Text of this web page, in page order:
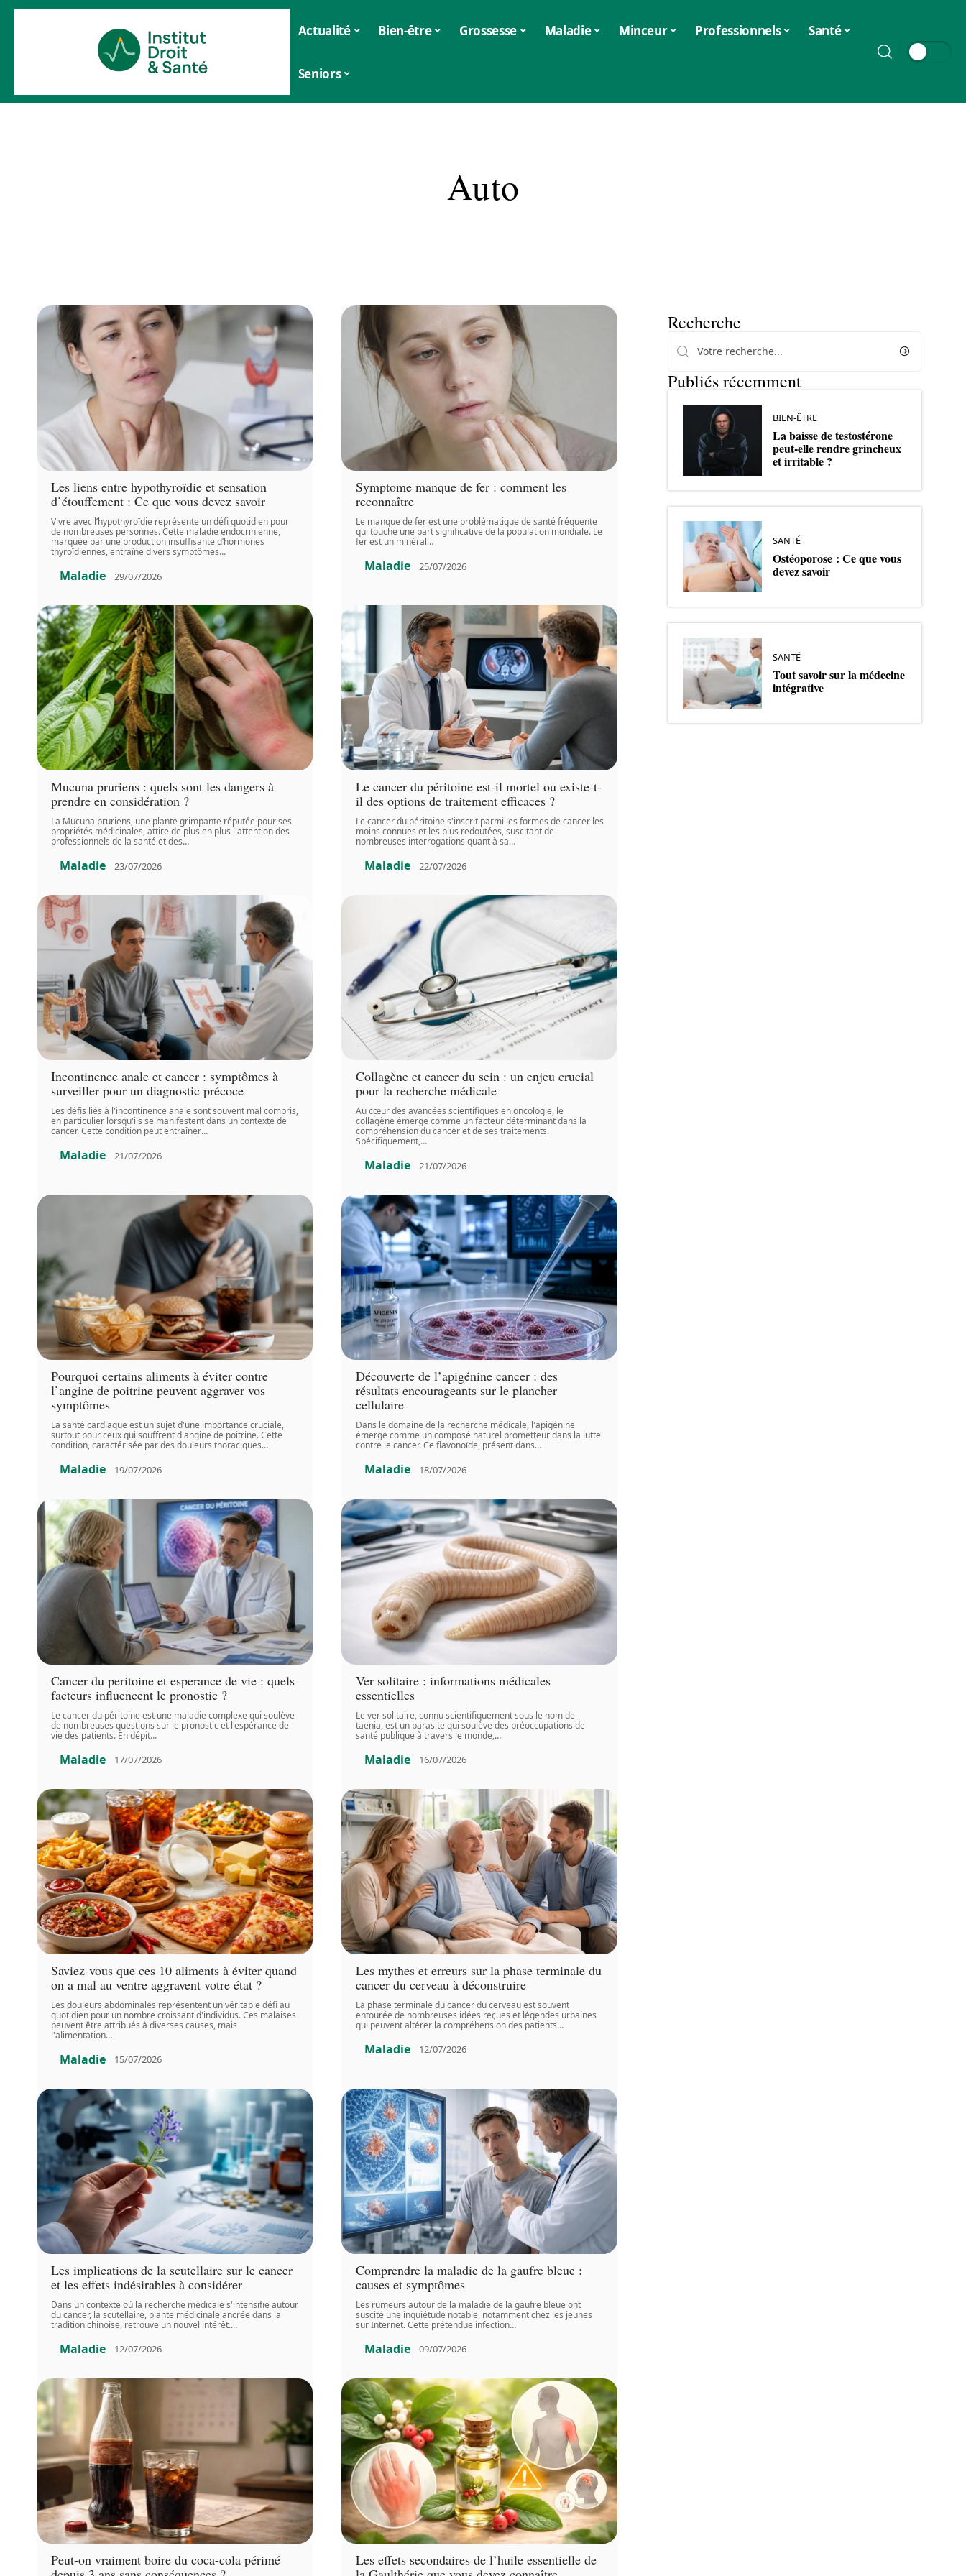
Actualité Bien-être Grossesse Maladie Minceur Professionnels Santé
Seniors
Auto
Les liens entre hypothyroïdie et sensation
d’étouffement : Ce que vous devez savoir
Vivre avec l’hypothyroïdie représente un défi quotidien pour
de nombreuses personnes. Cette maladie endocrinienne,
marquée par une production insuffisante d’hormones
thyroïdiennes, entraîne divers symptômes…
Maladie 29/07/2026
Symptome manque de fer : comment les
reconnaître
Le manque de fer est une problématique de santé fréquente
qui touche une part significative de la population mondiale. Le
fer est un minéral…
Maladie 25/07/2026
Mucuna pruriens : quels sont les dangers à
prendre en considération ?
La Mucuna pruriens, une plante grimpante réputée pour ses
propriétés médicinales, attire de plus en plus l'attention des
professionnels de la santé et des…
Maladie 23/07/2026
Le cancer du péritoine est-il mortel ou existe-t-
il des options de traitement efficaces ?
Le cancer du péritoine s'inscrit parmi les formes de cancer les
moins connues et les plus redoutées, suscitant de
nombreuses interrogations quant à sa…
Maladie 22/07/2026
Incontinence anale et cancer : symptômes à
surveiller pour un diagnostic précoce
Les défis liés à l'incontinence anale sont souvent mal compris,
en particulier lorsqu'ils se manifestent dans un contexte de
cancer. Cette condition peut entraîner…
Maladie 21/07/2026
Collagène et cancer du sein : un enjeu crucial
pour la recherche médicale
Au cœur des avancées scientifiques en oncologie, le
collagène émerge comme un facteur déterminant dans la
compréhension du cancer et de ses traitements.
Spécifiquement,…
Maladie 21/07/2026
Pourquoi certains aliments à éviter contre
l’angine de poitrine peuvent aggraver vos
symptômes
La santé cardiaque est un sujet d'une importance cruciale,
surtout pour ceux qui souffrent d'angine de poitrine. Cette
condition, caractérisée par des douleurs thoraciques…
Maladie 19/07/2026
Découverte de l’apigénine cancer : des
résultats encourageants sur le plancher
cellulaire
Dans le domaine de la recherche médicale, l'apigénine
émerge comme un composé naturel prometteur dans la lutte
contre le cancer. Ce flavonoïde, présent dans…
Maladie 18/07/2026
Cancer du peritoine et esperance de vie : quels
facteurs influencent le pronostic ?
Le cancer du péritoine est une maladie complexe qui soulève
de nombreuses questions sur le pronostic et l'espérance de
vie des patients. En dépit…
Maladie 17/07/2026
Ver solitaire : informations médicales
essentielles
Le ver solitaire, connu scientifiquement sous le nom de
taenia, est un parasite qui soulève des préoccupations de
santé publique à travers le monde,…
Maladie 16/07/2026
Saviez-vous que ces 10 aliments à éviter quand
on a mal au ventre aggravent votre état ?
Les douleurs abdominales représentent un véritable défi au
quotidien pour un nombre croissant d'individus. Ces malaises
peuvent être attribués à diverses causes, mais
l'alimentation…
Maladie 15/07/2026
Les mythes et erreurs sur la phase terminale du
cancer du cerveau à déconstruire
La phase terminale du cancer du cerveau est souvent
entourée de nombreuses idées reçues et légendes urbaines
qui peuvent altérer la compréhension des patients…
Maladie 12/07/2026
Les implications de la scutellaire sur le cancer
et les effets indésirables à considérer
Dans un contexte où la recherche médicale s'intensifie autour
du cancer, la scutellaire, plante médicinale ancrée dans la
tradition chinoise, retrouve un nouvel intérêt.…
Maladie 12/07/2026
Comprendre la maladie de la gaufre bleue :
causes et symptômes
Les rumeurs autour de la maladie de la gaufre bleue ont
suscité une inquiétude notable, notamment chez les jeunes
sur Internet. Cette prétendue infection…
Maladie 09/07/2026
Peut-on vraiment boire du coca-cola périmé
Les effets secondaires de l’huile essentielle de
Recherche
Publiés récemment
BIEN-ÊTRE
La baisse de testostérone
peut-elle rendre grincheux
et irritable ?
SANTÉ
Ostéoporose : Ce que vous
devez savoir
SANTÉ
Tout savoir sur la médecine
intégrative